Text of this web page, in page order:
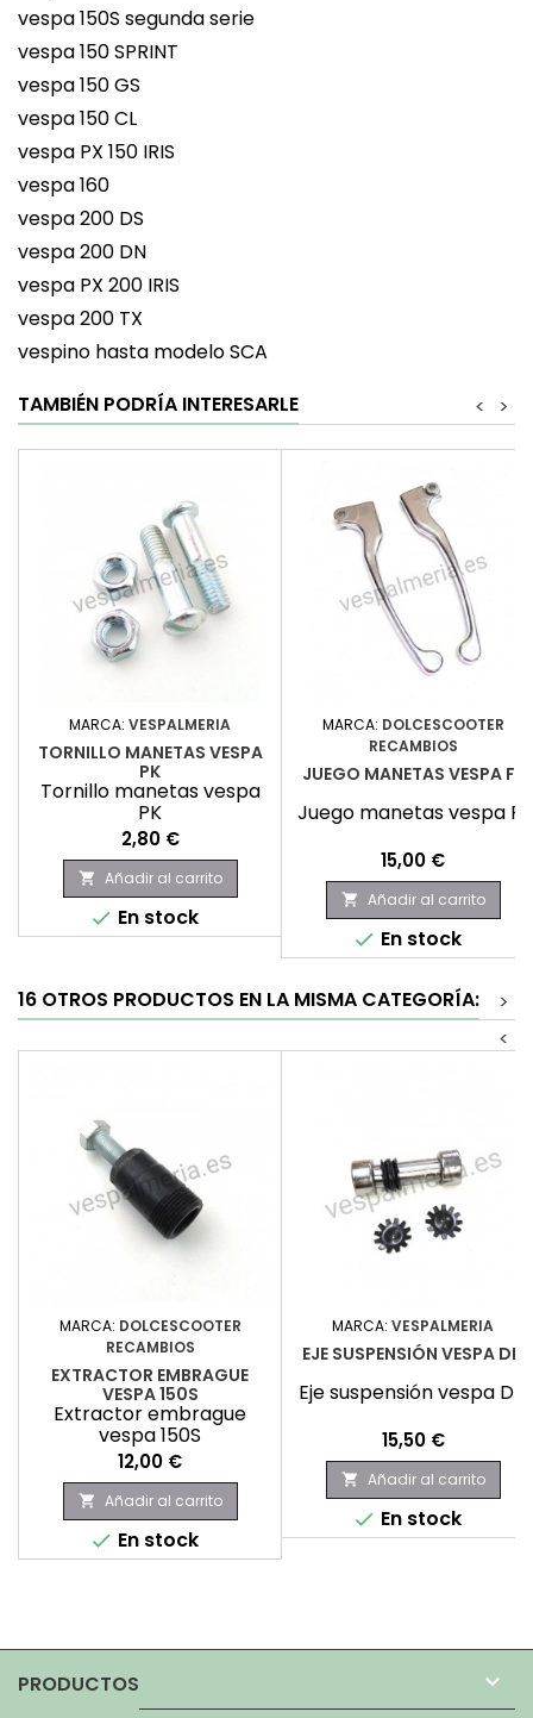
vespa 150S segunda serie
vespa 150 SPRINT
vespa 150 GS
vespa 150 CL
vespa PX 150 IRIS
vespa 160
vespa 200 DS
vespa 200 DN
vespa PX 200 IRIS
vespa 200 TX
vespino hasta modelo SCA
TAMBIÉN PODRÍA INTERESARLE
>
<
MARCA: VESPALMERIA
TORNILLO MANETAS VESPA
PK
Tornillo manetas vespa
PK
Precio
2,80 €
 Añadir al carrito
 En stock
MARCA: DOLCESCOOTER
RECAMBIOS
JUEGO MANETAS VESPA FL
Juego manetas vespa FL
Precio
15,00 €
 Añadir al carrito
 En stock
16 OTROS PRODUCTOS EN LA MISMA CATEGORÍA:
>
<
MARCA: DOLCESCOOTER
RECAMBIOS
EXTRACTOR EMBRAGUE
VESPA 150S
Extractor embrague
vespa 150S
Precio
12,00 €
 Añadir al carrito
 En stock
MARCA: VESPALMERIA
EJE SUSPENSIÓN VESPA DN
Eje suspensión vespa DN
Precio
15,50 €
 Añadir al carrito
 En stock
PRODUCTOS 